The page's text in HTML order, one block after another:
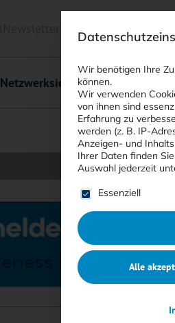
<kes>+ Downloads
Netzwerksicherheit
Wir benötigen Ihre
können.
Wir verwenden
von ihnen sind
Erfahrung zu
werden (z. B. IP-
Anzeigen- und
Ihrer Daten finden
Auswahl jederzeit
Es folgt eine
Essenziell
Alle